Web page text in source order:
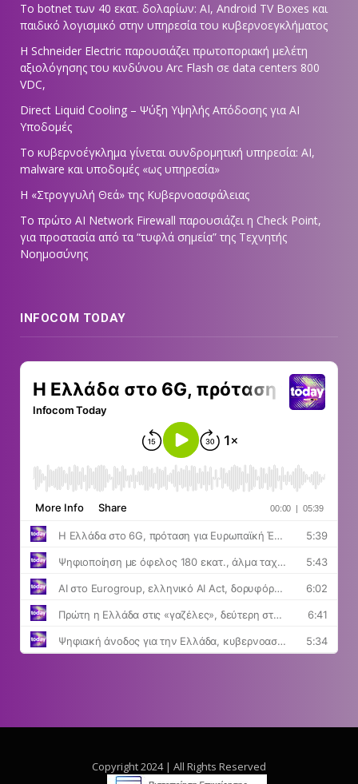
Το botnet των 40 εκατ. δολαρίων: AI, Android TV Boxes και
παιδικό λογισμικό στην υπηρεσία του κυβερνοεγκλήματος
Η Schneider Electric παρουσιάζει πρωτοποριακή μελέτη
αξιολόγησης του κινδύνου Arc Flash σε data centers 800
VDC,
Direct Liquid Cooling – Ψύξη Υψηλής Απόδοσης για AI
Υποδομές
Το κυβερνοέγκλημα γίνεται συνδρομητική υπηρεσία: AI,
malware και υποδομές «ως υπηρεσία»
Η «Στρογγυλή Θεά» της Κυβερνοασφάλειας
Tο πρώτο AI Network Firewall παρουσιάζει η Check Point,
για προστασία από τα “τυφλά σημεία” της Τεχνητής
Νοημοσύνης
INFOCOM TODAY
Copyright 2024 | All Rights Reserved